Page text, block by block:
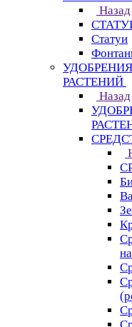
Назад
Статуи
РАСТЕНИЙ
Назад